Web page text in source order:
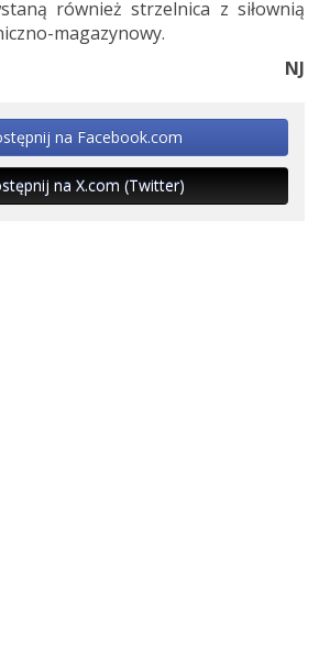
również strzelnica z siłownią
magazynowy.
NJ
na Facebook.com
na X.com (Twitter)